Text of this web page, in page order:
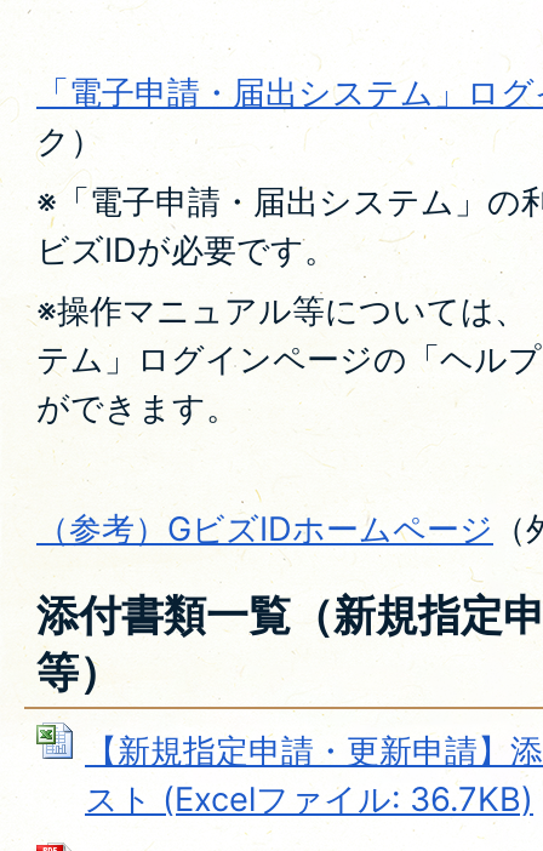
「電子申請・届出システム」ロ
ク）
※「電子申請・届出システム」の
ビズIDが必要です。
※操作マニュアル等については、
テム」ログインページの「ヘル
ができます。
（参考）GビズIDホームページ
添付書類一覧（新規指定
等）
【新規指定申請・更新申請】
スト (Excelファイル: 36.7KB)